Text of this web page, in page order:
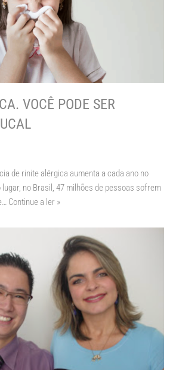
VOCÊ PODE SER
de rinite alérgica aumenta a cada ano no
lugar, no Brasil, 47 milhões de pessoas sofrem
Continue a ler »